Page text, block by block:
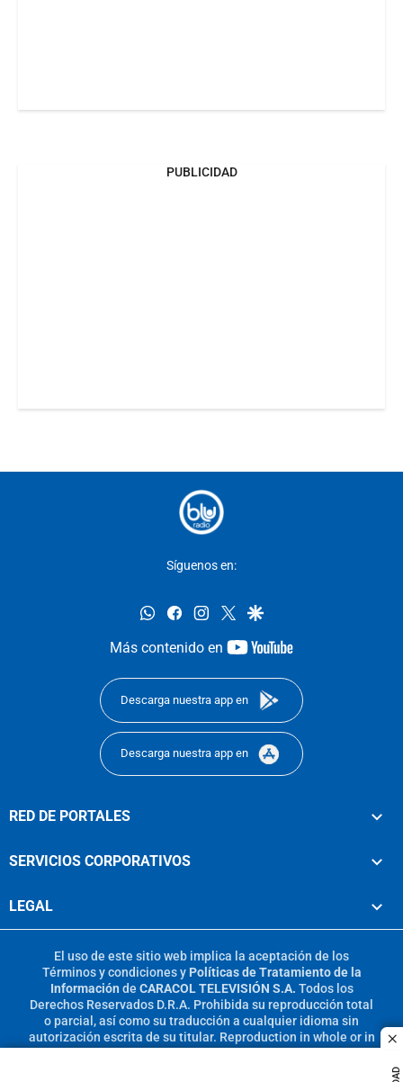
PUBLICIDAD
Síguenos en:
whatsappfacebookinstagram
twittergoogle
Más contenido en
youtube-
Descarga nuestra app en
Descarga nuestra app en
RED DE PORTALES
SERVICIOS CORPORATIVOS
LEGAL
El uso de este sitio web implica la aceptación de los
Términos y condicionesy Políticas de Tratamiento de la
Información de CARACOL TELEVISIÓN S.A. Todos los
Derechos Reservados D.R.A. Prohibida su reproducción total
o parcial, así como su traducción a cualquier idioma sin
autorización escrita de su titular. Reproduction in whole or in